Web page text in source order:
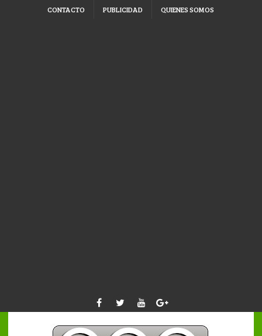
CONTACTO PUBLICIDAD QUIENES SOMOS